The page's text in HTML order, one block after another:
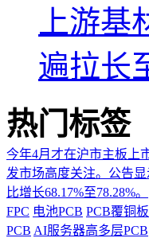
上游
遍拉长
热门标签
今年4月才在沪市主板上
发市场高度关注。公告
比增长68.17%至78.28%。
FPC 电池PCB PCB覆铜板
PCB AI服务器高多层PCB